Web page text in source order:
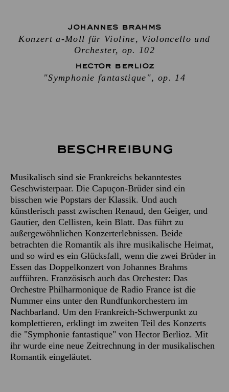
JOHANNES BRAHMS
Konzert a-Moll für Violine, Violoncello und
Orchester, op. 102
HECTOR BERLIOZ
"Symphonie fantastique", op. 14
Beschreibung
Musikalisch sind sie Frankreichs bekanntestes
Geschwisterpaar. Die Capuçon-Brüder sind ein
bisschen wie Popstars der Klassik. Und auch
künstlerisch passt zwischen Renaud, den Geiger, und
Gautier, den Cellisten, kein Blatt. Das führt zu
außergewöhnlichen Konzerterlebnissen. Beide
betrachten die Romantik als ihre musikalische Heimat,
und so wird es ein Glücksfall, wenn die zwei Brüder in
Essen das Doppelkonzert von Johannes Brahms
aufführen. Französisch auch das Orchester: Das
Orchestre Philharmonique de Radio France ist die
Nummer eins unter den Rundfunkorchestern im
Nachbarland. Um den Frankreich-Schwerpunkt zu
komplettieren, erklingt im zweiten Teil des Konzerts
die "Symphonie fantastique" von Hector Berlioz. Mit
ihr wurde eine neue Zeitrechnung in der musikalischen
Romantik eingeläutet.